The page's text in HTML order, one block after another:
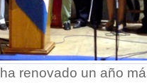
renovado un año